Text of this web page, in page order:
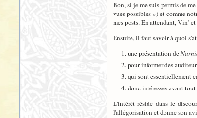
Bon, si je me suis permis de
vues possibles ») et comme
mes posts. En attendant, Vin’
Ensuite, il faut savoir à quoi
une présentation de
pour informer des
qui sont essentiellement
donc intéressés avant
L'intérêt réside dans le
l'allégorisation et donne son